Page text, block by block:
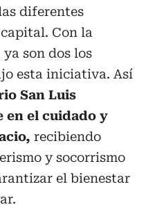
diferentes
Con la
ya son dos los
esta iniciativa. Así
San Luis
el cuidado y
recibiendo
y socorrismo
el bienestar